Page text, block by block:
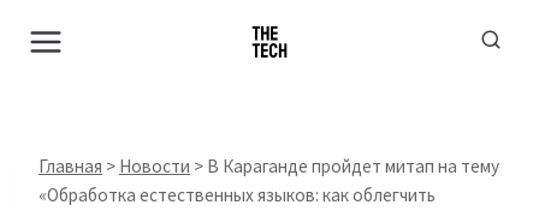
Главная > Новости > В Караганде пройдет митап на тему
«Обработка естественных языков: как облегчить